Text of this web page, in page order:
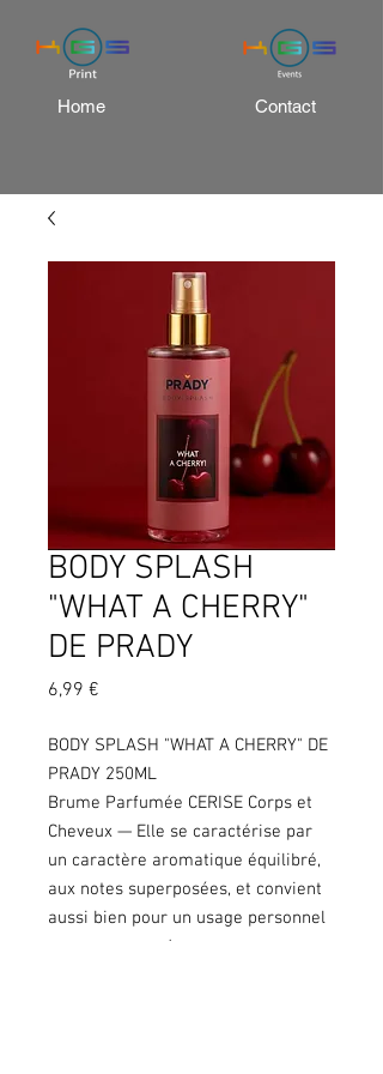
Home Contact
BODY SPLASH
"WHAT A CHERRY"
DE PRADY
6,99 €
BODY SPLASH "WHAT A CHERRY" DE
PRADY 250ML
Brume Parfumée CERISE Corps et
Cheveux — Elle se caractérise par
un caractère aromatique équilibré,
aux notes superposées, et convient
aussi bien pour un usage personnel
que comme cadeau.